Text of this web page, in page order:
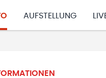
AUFSTELLUNG